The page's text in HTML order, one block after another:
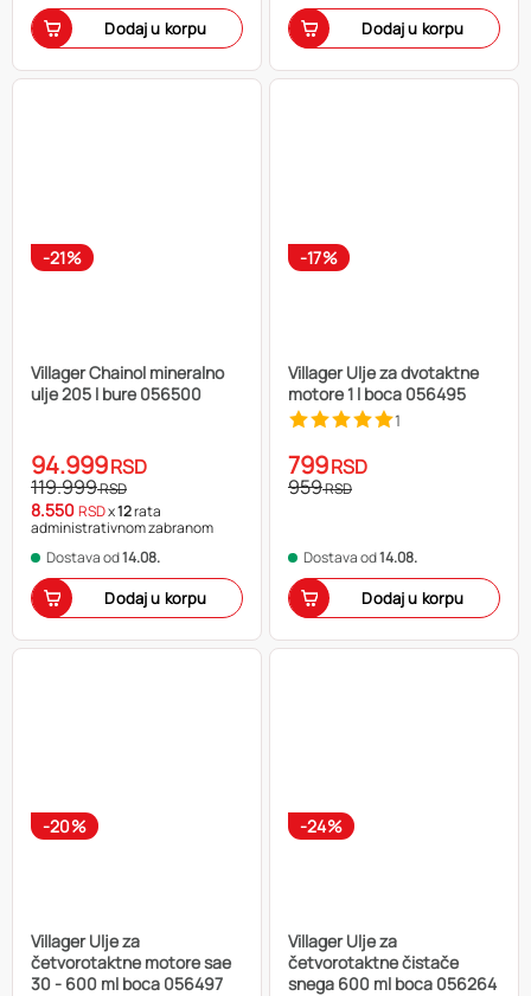
Dodaj u korpu Dodaj u korpu
-21%
Villager Chainol mineralno
ulje 205 l bure 056500
94.999RSD
119.999RSD
8.550RSDx12rata
administrativnom zabranom
Dostava od14.08.
Dodaj u korpu
-17%
Villager Ulje za dvotaktne
motore 1 l boca 056495
1
799RSD
959RSD
Dostava od14.08.
Dodaj u korpu
-20%
Villager Ulje za
četvorotaktne motore sae
30 - 600 ml boca 056497
-24%
Villager Ulje za
četvorotaktne čistače
snega 600 ml boca 056264